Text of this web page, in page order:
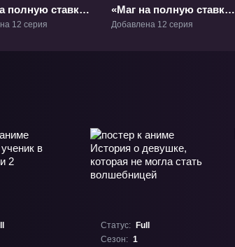
полную ставку
12 серия
«Маг на полную ставку
3» ТВ-3
Добавлена 12 серия
Статус:
Full
Сезон: 1